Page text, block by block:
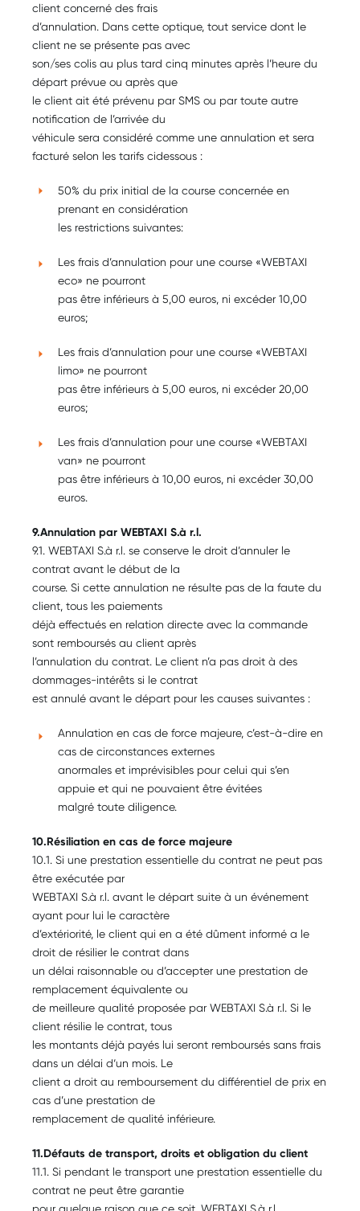
client concerné des frais
d’annulation. Dans cette optique, tout service dont le
client ne se présente pas avec
son/ses colis au plus tard cinq minutes après l’heure du
départ prévue ou après que
le client ait été prévenu par SMS ou par toute autre
notification de l’arrivée du
véhicule sera considéré comme une annulation et sera
facturé selon les tarifs cidessous :
50% du prix initial de la course concernée en
prenant en considération
les restrictions suivantes:
Les frais d’annulation pour une course «WEBTAXI
eco» ne pourront
pas être inférieurs à 5,00 euros, ni excéder 10,00
euros;
Les frais d’annulation pour une course «WEBTAXI
limo» ne pourront
pas être inférieurs à 5,00 euros, ni excéder 20,00
euros;
Les frais d’annulation pour une course «WEBTAXI
van» ne pourront
pas être inférieurs à 10,00 euros, ni excéder 30,00
euros.
9.Annulation par WEBTAXI S.à r.l.
9.1. WEBTAXI S.à r.l. se conserve le droit d’annuler le
contrat avant le début de la
course. Si cette annulation ne résulte pas de la faute du
client, tous les paiements
déjà effectués en relation directe avec la commande
sont remboursés au client après
l’annulation du contrat. Le client n’a pas droit à des
dommages-intérêts si le contrat
est annulé avant le départ pour les causes suivantes :
Annulation en cas de force majeure, c’est-à-dire en
cas de circonstances externes
anormales et imprévisibles pour celui qui s’en
appuie et qui ne pouvaient être évitées
malgré toute diligence.
10.Résiliation en cas de force majeure
10.1. Si une prestation essentielle du contrat ne peut pas
être exécutée par
WEBTAXI S.à r.l. avant le départ suite à un événement
ayant pour lui le caractère
d’extériorité, le client qui en a été dûment informé a le
droit de résilier le contrat dans
un délai raisonnable ou d’accepter une prestation de
remplacement équivalente ou
de meilleure qualité proposée par WEBTAXI S.à r.l. Si le
client résilie le contrat, tous
les montants déjà payés lui seront remboursés sans frais
dans un délai d‘un mois. Le
client a droit au remboursement du différentiel de prix en
cas d’une prestation de
remplacement de qualité inférieure.
11.Défauts de transport, droits et obligation du client
11.1. Si pendant le transport une prestation essentielle du
contrat ne peut être garantie
pour quelque raison que ce soit, WEBTAXI S.à r.l.